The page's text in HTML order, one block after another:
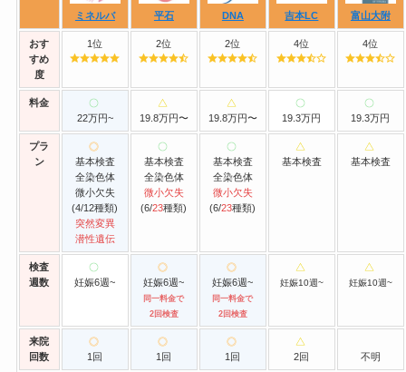
ミネルバ 平石 DNA 吉本LC 富山大附
おす
すめ
度
1位 2位 2位 4位 4位
料金
22万円~
19.8万円〜 19.8万円〜 19.3万円 19.3万円
プラ
ン
基本検査
全染色体
微小欠失
(4/12種類)
突然変異
潜性遺伝
基本検査
全染色体
微小欠失
(6/23種類)
基本検査
全染色体
微小欠失
(6/23種類)
基本検査 基本検査
検査
週数
妊娠6週~ 妊娠6週~
同一料金で
2回検査
妊娠6週~
同一料金で
2回検査
妊娠10週~ 妊娠10週~
来院
回数
1回 1回 1回 2回 不明